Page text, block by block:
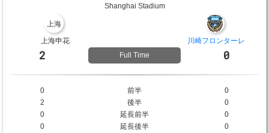
Shanghai Stadium
上海
上海申花
川崎フロンターレ
2 Full Time 0
0 前半
0
2
後半
0
0
延長前半
0
0
延長後半
0